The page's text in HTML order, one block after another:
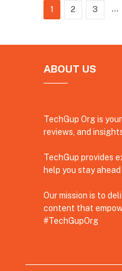
1 2 3 …
ABOUT US
TechGup Org is
reviews, and
TechGup provides
help you stay
Our mission is to
content that
#TechGupOrg